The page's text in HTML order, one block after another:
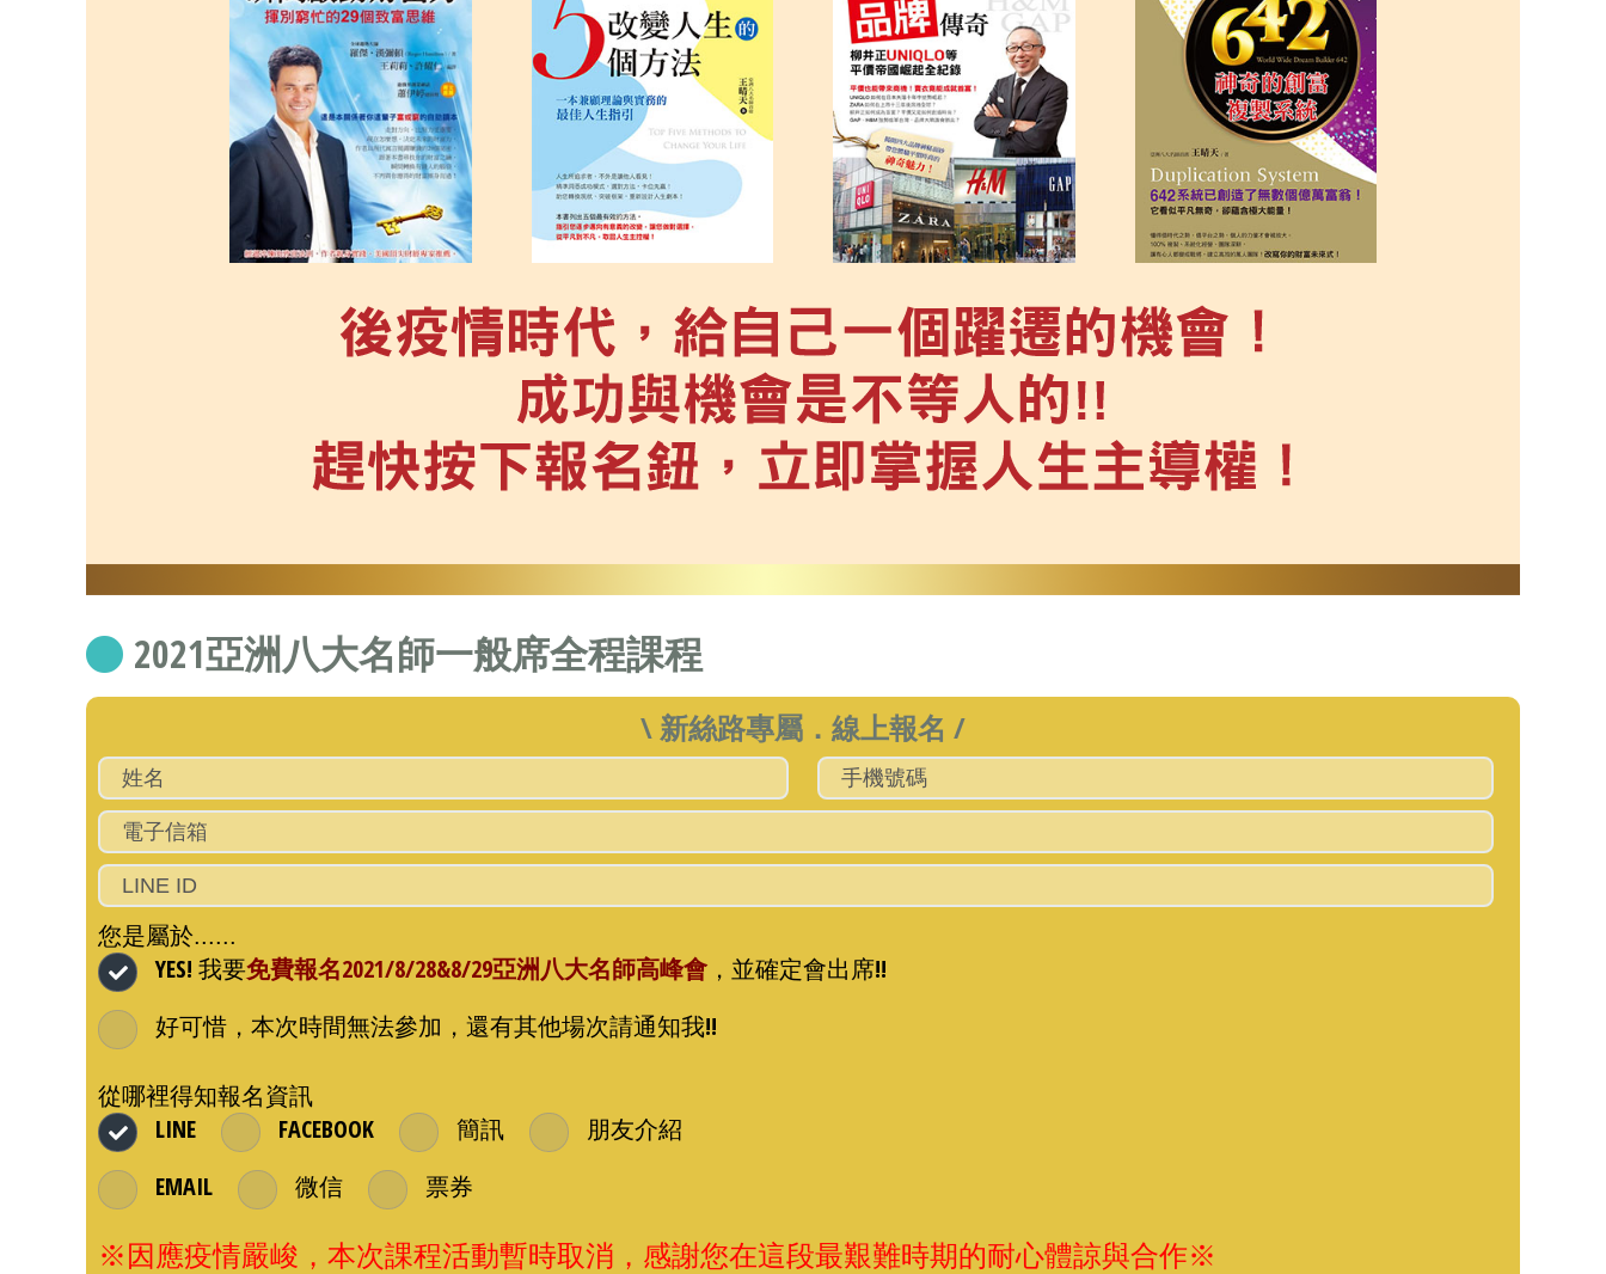
2021亞洲八大名師一般席全程課程
\ 新絲路專屬．線上報名 /
您是屬於......
YES! 我要免費報名2021/8/28&8/29亞洲八大名師高峰會 ，並確定會出席!!
好可惜，本次時間無法參加，還有其他場次請通知我!!
從哪裡得知報名資訊
LINE FACEBOOK 簡訊
朋友介紹
EMAIL
微信 票券
※因應疫情嚴峻，本次課程活動暫時取消，感謝您在這段最艱難時期的耐心體諒與合作※